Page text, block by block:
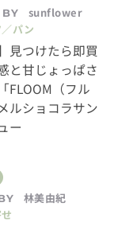
BY
sunflower
パン
見つけたら即買
と甘じょっぱさ
FLOOM（フル
ルショコラサン
ー
林美由紀